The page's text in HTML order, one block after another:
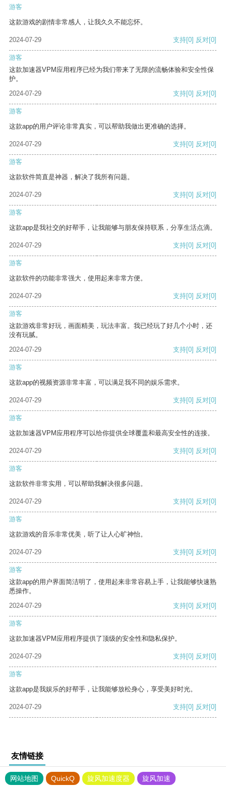
游客
这款游戏的剧情非常感人，让我久久不能忘怀。
2024-07-29 支持[0] 反对[0]
游客
这款加速器VPM应用程序已经为我们带来了无限的流畅体验和安全性保
护。
2024-07-29
支持[0] 反对[0]
游客
这款app的用户评论非常真实，可以帮助我做出更准确的选择。
2024-07-29 支持[0] 反对[0]
游客
这款软件简直是神器，解决了我所有问题。
2024-07-29 支持[0] 反对[0]
游客
这款app是我社交的好帮手，让我能够与朋友保持联系，分享生活点滴。
2024-07-29 支持[0] 反对[0]
游客
这款软件的功能非常强大，使用起来非常方便。
2024-07-29 支持[0] 反对[0]
游客
这款游戏非常好玩，画面精美，玩法丰富。我已经玩了好几个小时，还
没有玩腻。
2024-07-29
支持[0] 反对[0]
游客
这款app的视频资源非常丰富，可以满足我不同的娱乐需求。
2024-07-29 支持[0] 反对[0]
游客
这款加速器VPM应用程序可以给你提供全球覆盖和最高安全性的连接。
2024-07-29 支持[0] 反对[0]
游客
这款软件非常实用，可以帮助我解决很多问题。
2024-07-29 支持[0] 反对[0]
游客
这款游戏的音乐非常优美，听了让人心旷神怡。
2024-07-29 支持[0] 反对[0]
游客
这款app的用户界面简洁明了，使用起来非常容易上手，让我能够快速熟
悉操作。
2024-07-29
支持[0] 反对[0]
游客
这款加速器VPM应用程序提供了顶级的安全性和隐私保护。
2024-07-29 支持[0] 反对[0]
游客
这款app是我娱乐的好帮手，让我能够放松身心，享受美好时光。
2024-07-29 支持[0] 反对[0]
友情链接
网站地图 QuickQ 旋风加速度器
旋风加速